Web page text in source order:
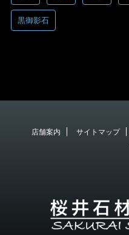
黒御影石
店舗案内 サイトマップ